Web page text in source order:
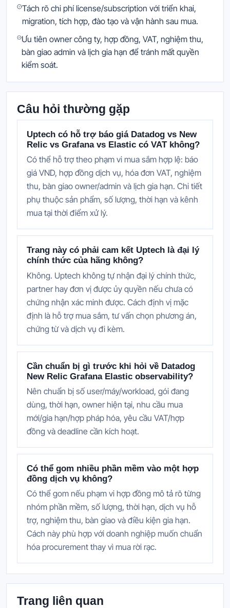
Tách rõ chi phí license/subscription với triển khai,
migration, tích hợp, đào tạo và vận hành sau mua.
Ưu tiên owner công ty, hợp đồng, VAT, nghiệm thu,
bàn giao admin và lịch gia hạn để tránh mất quyền
kiểm soát.
Câu hỏi thường gặp
Uptech có hỗ trợ báo giá Datadog vs New
Relic vs Grafana vs Elastic có VAT không?
Có thể hỗ trợ theo phạm vi mua sắm hợp lệ: báo
giá VND, hợp đồng dịch vụ, hóa đơn VAT, nghiệm
thu, bàn giao owner/admin và lịch gia hạn. Chi tiết
phụ thuộc sản phẩm, số lượng, thời hạn và kênh
mua tại thời điểm xử lý.
Trang này có phải cam kết Uptech là đại lý
chính thức của hãng không?
Không. Uptech không tự nhận đại lý chính thức,
partner hay đơn vị được ủy quyền nếu chưa có
chứng nhận xác minh được. Cách định vị mặc
định là hỗ trợ mua sắm, tư vấn chọn phương án,
chứng từ và dịch vụ đi kèm.
Cần chuẩn bị gì trước khi hỏi về Datadog
New Relic Grafana Elastic observability?
Nên chuẩn bị số user/máy/workload, gói đang
dùng, thời hạn, owner hiện tại, nhu cầu mua
mới/gia hạn/hợp pháp hóa, yêu cầu VAT/hợp
đồng và deadline cần kích hoạt.
Có thể gom nhiều phần mềm vào một hợp
đồng dịch vụ không?
Có thể gom nếu phạm vi hợp đồng mô tả rõ từng
nhóm phần mềm, số lượng, thời hạn, dịch vụ hỗ
trợ, nghiệm thu, bàn giao và điều kiện gia hạn.
Cách này phù hợp với doanh nghiệp muốn chuẩn
hóa procurement thay vì mua rời rạc.
Trang liên quan